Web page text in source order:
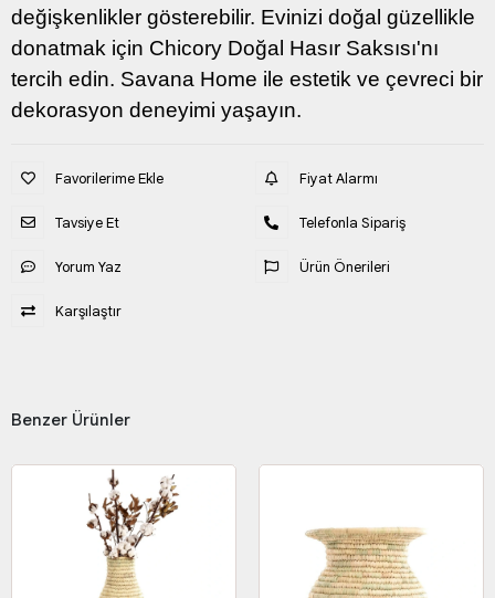
değişkenlikler gösterebilir. Evinizi doğal güzellikle
donatmak için Chicory Doğal Hasır Saksısı'nı
tercih edin. Savana Home ile estetik ve çevreci bir
dekorasyon deneyimi yaşayın.
Favorilerime Ekle
Tavsiye Et
Yorum Yaz
Karşılaştır
Fiyat Alarmı
Telefonla Sipariş
Ürün Önerileri
Benzer Ürünler